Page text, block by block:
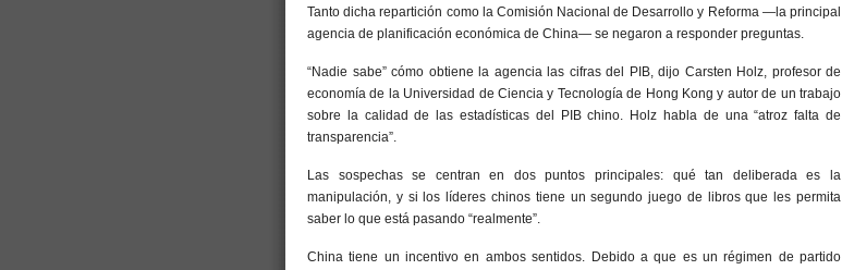
Tanto dicha repartición como la Comisión Nacional de Desarrollo y Reforma —la principal
agencia de planificación económica de China— se negaron a responder preguntas.
“Nadie sabe” cómo obtiene la agencia las cifras del PIB, dijo Carsten Holz, profesor de
economía de la Universidad de Ciencia y Tecnología de Hong Kong y autor de un trabajo
sobre la calidad de las estadísticas del PIB chino. Holz habla de una “atroz falta de
transparencia”.
Las sospechas se centran en dos puntos principales: qué tan deliberada es la
manipulación, y si los líderes chinos tiene un segundo juego de libros que les permita
saber lo que está pasando “realmente”.
China tiene un incentivo en ambos sentidos. Debido a que es un régimen de partido